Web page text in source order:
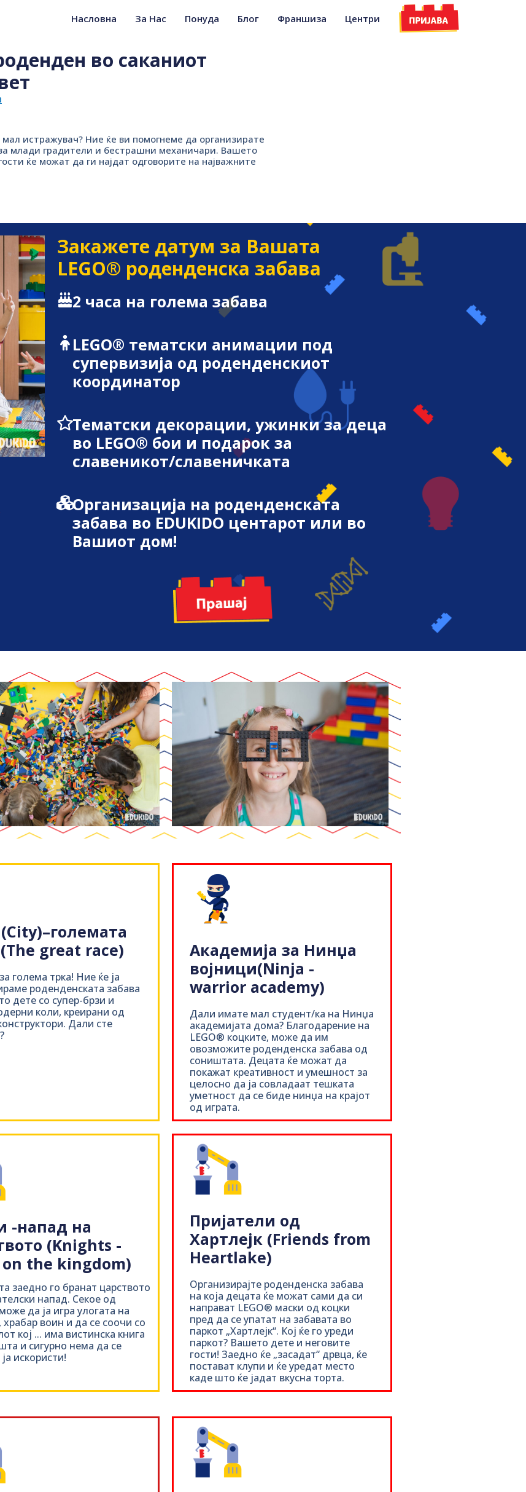
Насловна За Нас Понуда Блог Франшиза Центри
во саканиот
истражувач? Ние ќе ви помогнеме да организирате
млади градители и бестрашни механичари. Вашето
ќе можат да ги најдат одговорите на најважните
Закажете датум за Вашата
LEGO® роденденска забава
2 часа на голема забава
LEGO® тематски анимации под
супервизија од роденденскиот
координатор
Тематски декорации, ужинки за деца
во LEGO® бои и подарок за
славеникот/славеничката
Организација на роденденската
забава во EDUKIDO центарот или во
Вашиот дом!
great race)
голема трка! Ние ќе ја
роденденската забава
дете со супер-брзи и
коли, креирани од
Дали сте
Академија за Нинџа
војници(Ninja -
warrior academy)
Дали имате мал студент/ка на Нинџа
академијата дома? Благодарение на
LEGO® коцките, може да им
овозможите роденденска забава од
соништата. Децата ќе можат да
покажат креативност и умешност за
целосно да ја совладаат тешката
уметност да се биде нинџа на крајот
од играта.
-напад на
(Knights -
the kingdom)
заедно го бранат царството
напад. Секое од
да ја игра улогата на
храбар воин и да се соочи со
кој ... има вистинска книга
и сигурно нема да се
искористи!
Пријатели од
Хартлејк (Friends from
Heartlake)
Организирајте роденденска забава
на која децата ќе можат сами да си
направат LEGO® маски од коцки
пред да се упатат на забавата во
паркот „Хартлејк“. Кој ќе го уреди
паркот? Вашето дете и неговите
гости! Заедно ќе „засадат“ дрвца, ќе
постават клупи и ќе уредат место
каде што ќе јадат вкусна торта.